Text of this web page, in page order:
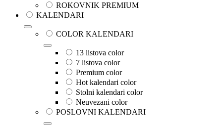
ROKOVNIK PREMIUM
KALENDARI
COLOR KALENDARI
13 listova color
7 listova color
Premium color
Hot kalendari color
Stolni kalendari color
Neuvezani color
POSLOVNI KALENDARI